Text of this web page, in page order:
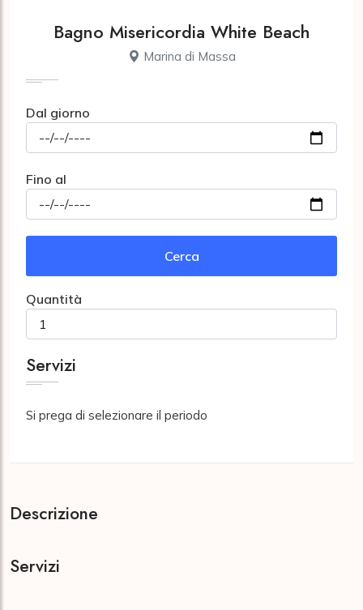
Bagno Misericordia White Beach
Marina di Massa
Dal giorno
Fino al
Cerca
Quantità
Servizi
Si prega di selezionare il periodo
Descrizione
Servizi